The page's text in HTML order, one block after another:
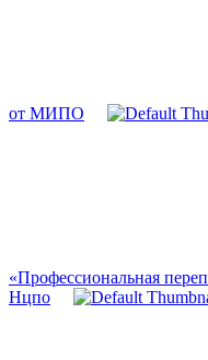
от МИПО
«Профессиональная
Нцпо